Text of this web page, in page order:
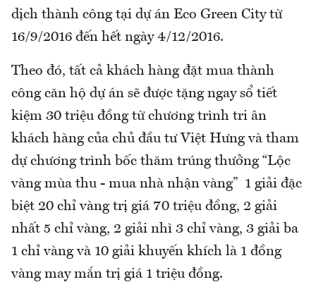
dịch thành công tại dự án Eco Green City từ
16/9/2016 đến hết ngày 4/12/2016.
Theo đó, tất cả khách hàng đặt mua thành
công căn hộ dự án sẽ được tặng ngay sổ tiết
kiệm 30 triệu đồng từ chương trình tri ân
khách hàng của chủ đầu tư Việt Hưng và tham
dự chương trình bốc thăm trúng thưởng “Lộc
vàng mùa thu - mua nhà nhận vàng” 1 giải đặc
biệt 20 chỉ vàng trị giá 70 triệu đồng, 2 giải
nhất 5 chỉ vàng, 2 giải nhì 3 chỉ vàng, 3 giải ba
1 chỉ vàng và 10 giải khuyến khích là 1 đồng
vàng may mắn trị giá 1 triệu đồng.